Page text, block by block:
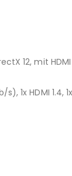
12, mit HDMI
1x HDMI